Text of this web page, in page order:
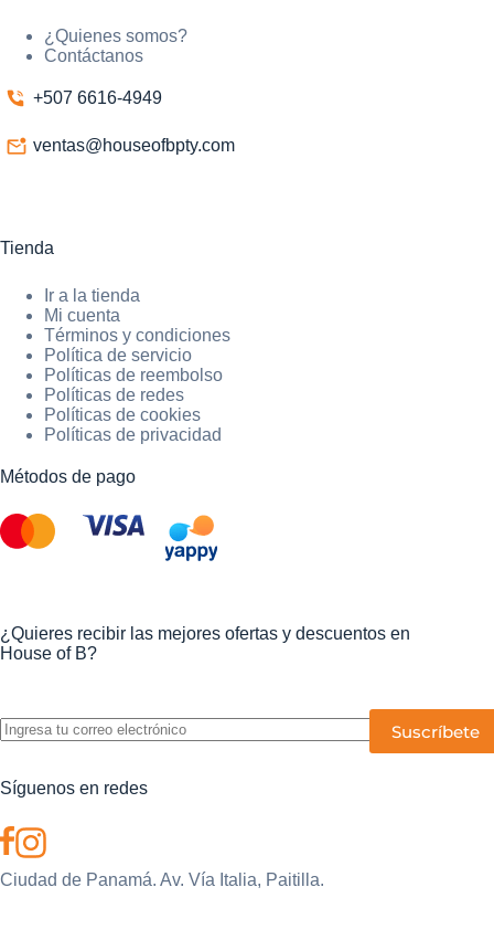
¿Quienes somos?
Contáctanos
+507 6616-4949
ventas@houseofbpty.com
Tienda
Ir a la tienda
Mi cuenta
Términos y condiciones
Política de servicio
Políticas de reembolso
Políticas de redes
Políticas de cookies
Políticas de privacidad
Métodos de pago
¿Quieres recibir las mejores ofertas y descuentos en
House of B?
P
Síguenos en redes
Ciudad de Panamá. Av. Vía Italia, Paitilla.